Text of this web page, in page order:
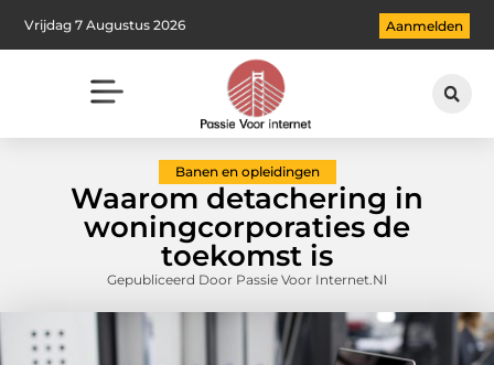
Vrijdag 7 Augustus 2026 Aanmelden
Banen en opleidingen
Waarom detachering in
woningcorporaties de
toekomst is
Gepubliceerd Door Passie Voor Internet.nl